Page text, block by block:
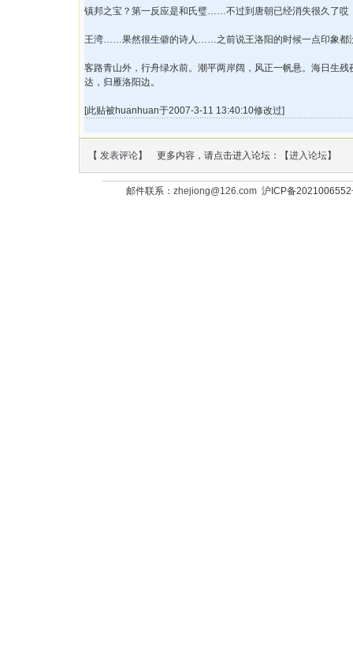
镇邦之宝？第一反应是和氏璧……不过到唐朝已经消失很久了哎
王湾……果然很生僻的诗人……之前说王洛阳的时候一点印象都
客路青山外，行舟绿水前。潮平两岸阔，风正一帆悬。海日生
达，归雁洛阳边。
[此贴被huanhuan于2007-3-11 13:40:10修改过]
【 发表评论】 更多内容，请点击进入论坛：【进入论坛】
邮件联系： zhejiong@126.com沪ICP备